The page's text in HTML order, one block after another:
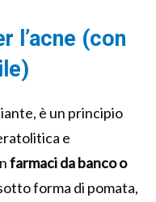
l’acne (con
è un principio
e
farmaci da banco o
forma di pomata,